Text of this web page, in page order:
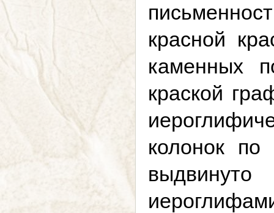
красной
каменных
краской
колонок
выдвинуто